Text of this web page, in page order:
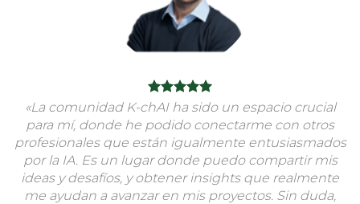
«La comunidad K-chAI ha sido un espacio crucial
para mí, donde he podido conectarme con otros
profesionales que están igualmente entusiasmados
por la IA. Es un lugar donde puedo compartir mis
ideas y desafíos, y obtener insights que realmente
me ayudan a avanzar en mis proyectos. Sin duda,